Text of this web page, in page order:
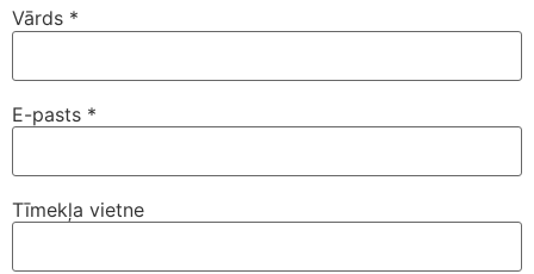
Vārds *
E-pasts *
Tīmekļa vietne